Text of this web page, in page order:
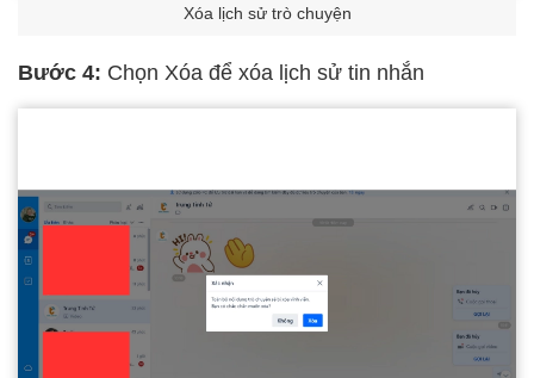
Xóa lịch sử trò chuyện
Bước 4: Chọn Xóa để xóa lịch sử tin nhắn